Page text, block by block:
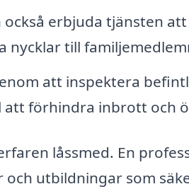
också erbjuda tjänsten
till
att inspektera
förhindra inbrott och
låssmed. En
utbildningar som